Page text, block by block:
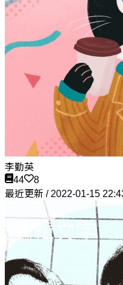
李勤英
44
8
最近更新 / 2022-01-15